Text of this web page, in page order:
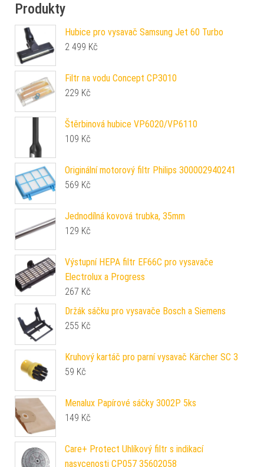
Produkty
Hubice pro vysavač Samsung Jet 60 Turbo
2 499 Kč
Filtr na vodu Concept CP3010
229 Kč
Štěrbinová hubice VP6020/VP6110
109 Kč
Originální motorový filtr Philips 300002940241
569 Kč
Jednodílná kovová trubka, 35mm
129 Kč
Výstupní HEPA filtr EF66C pro vysavače
Electrolux a Progress
267 Kč
Držák sáčku pro vysavače Bosch a Siemens
255 Kč
Kruhový kartáč pro parní vysavač Kärcher SC 3
59 Kč
Menalux Papírové sáčky 3002P 5ks
149 Kč
Care+ Protect Uhlíkový filtr s indikací
nasycenosti CP057 35602058